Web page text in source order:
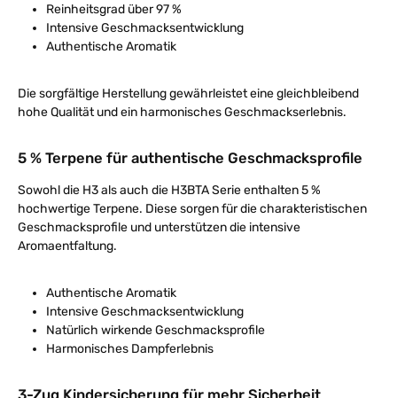
Reinheitsgrad über 97 %
Intensive Geschmacksentwicklung
Authentische Aromatik
Die sorgfältige Herstellung gewährleistet eine gleichbleibend
hohe Qualität und ein harmonisches Geschmackserlebnis.
5 % Terpene für authentische Geschmacksprofile
Sowohl die H3 als auch die H3BTA Serie enthalten 5 %
hochwertige Terpene. Diese sorgen für die charakteristischen
Geschmacksprofile und unterstützen die intensive
Aromaentfaltung.
Authentische Aromatik
Intensive Geschmacksentwicklung
Natürlich wirkende Geschmacksprofile
Harmonisches Dampferlebnis
3-Zug Kindersicherung für mehr Sicherheit